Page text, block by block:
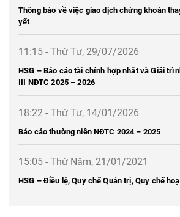
Thông báo về việc giao dịch chứng khoán
yết
11:15 - Thứ Tư, 29/07/2026
HSG – Báo cáo tài chính hợp nhất và Giải
III NĐTC 2025 – 2026
18:22 - Thứ Tư, 14/01/2026
Báo cáo thường niên NĐTC 2024 – 2025
15:05 - Thứ Năm, 21/01/2021
HSG – Điều lệ, Quy chế Quản trị, Quy chế